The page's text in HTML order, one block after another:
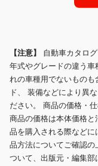
【注意】 自動車カタロ
年式やグレードの違う
れの車種用でないもの
ド、 装備などにより異
ださい。 商品の価格・
商品の価格は本体価格
品を購入される際などに
品方法についてご確認
ついて、出版元・編集部